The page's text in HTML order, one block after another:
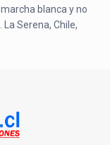
blanca y no
Serena, Chile,